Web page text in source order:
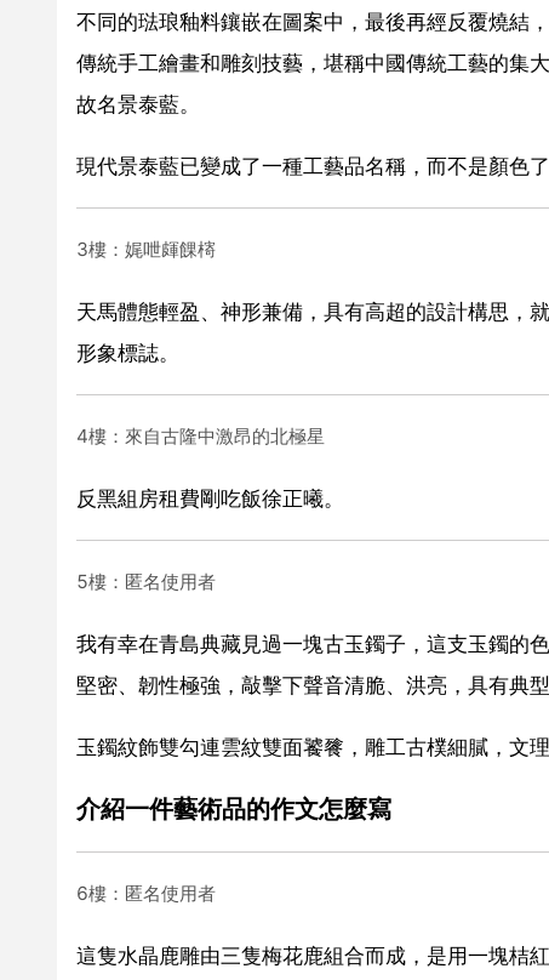
不同的琺琅釉料鑲嵌在圖案中，最後再經反覆燒結
傳統手工繪畫和雕刻技藝，堪稱中國傳統工藝的集
故名景泰藍。
現代景泰藍已變成了一種工藝品名稱，而不是顏色了
3樓：娓呭皹餜槣
天馬體態輕盈、神形兼備，具有高超的設計構思，
形象標誌。
4樓：來自古隆中激昂的北極星
反黑組房租費剛吃飯徐正曦。
5樓：匿名使用者
我有幸在青島典藏見過一塊古玉鐲子，這支玉鐲的
堅密、韌性極強，敲擊下聲音清脆、洪亮，具有典
玉鐲紋飾雙勾連雲紋雙面饕餮，雕工古樸細膩，文
介紹一件藝術品的作文怎麼寫
6樓：匿名使用者
這隻水晶鹿雕由三隻梅花鹿組合而成，是用一塊桔